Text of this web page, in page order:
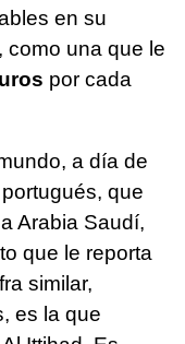
en su
como una que le
por cada
a día de
que
Arabia Saudí,
que le reporta
similar,
es la que